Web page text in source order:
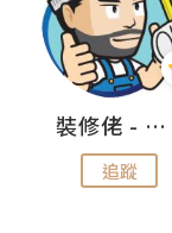
裝修佬 - 香港一站式網上裝修平台
追蹤